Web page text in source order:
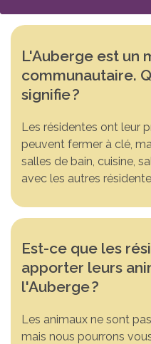
L'Auberge est un
communautaire.
signifie?
Les résidentes ont leur
peuvent fermer à clé,
salles de bain, cuisine,
avec les autres
Est-ce que les
apporter leurs
l'Auberge?
Les animaux ne sont
mais nous pourrons